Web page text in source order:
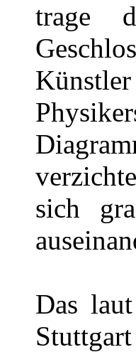
trage
sich
Das